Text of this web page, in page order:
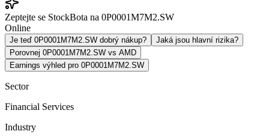
Zeptejte se StockBota na 0P0001M7M2.SW
Online
Je teď 0P0001M7M2.SW dobrý nákup?
Jaká jsou hlavní rizika?
Porovnej 0P0001M7M2.SW vs AMD
Earnings výhled pro 0P0001M7M2.SW
Sector
Financial Services
Industry